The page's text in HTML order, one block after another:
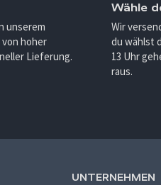
unserem
hoher
Lieferung.
Wähle
Wir
du wählst
13 Uhr
raus.
UNTERNEHMEN